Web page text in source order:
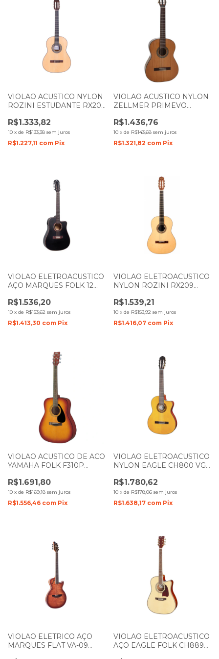
VIOLAO ACUSTICO NYLON
ROZINI ESTUDANTE RX201
R$1.333,82
10 x de R$133,38 sem juros
R$1.227,11 com Pix
VIOLAO ACUSTICO NYLON
ZELLMER PRIMEVO
BRILHO COM CAPA 2107
R$1.436,76
10 x de R$143,68 sem juros
R$1.321,82 com Pix
VIOLAO ELETROACUSTICO
AÇO MARQUES FOLK 12
PRETO FOSCO
R$1.536,20
10 x de R$153,62 sem juros
R$1.413,30 com Pix
VIOLAO ELETROACUSTICO
NYLON ROZINI RX209
NATURAL
R$1.539,21
10 x de R$153,92 sem juros
R$1.416,07 com Pix
VIOLAO ACUSTICO DE ACO
YAMAHA FOLK F310P
CAPA E ACESSORIOS
R$1.691,80
10 x de R$169,18 sem juros
R$1.556,46 com Pix
VIOLAO ELETROACUSTICO
NYLON EAGLE CH800 VG
R$1.780,62
10 x de R$178,06 sem juros
R$1.638,17 com Pix
VIOLAO ELETRICO AÇO
MARQUES FLAT VA-09
VIOLAO ELETROACUSTICO
AÇO EAGLE FOLK CH889